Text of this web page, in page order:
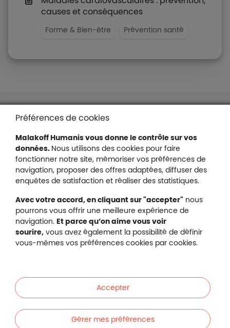
causes et conséquences
Forme & Bien-être Prévention santé
Liens en bas de page
Accessibilité : partiellement conforme
Protection des données
Nous contacter
Plan du site
Gestion des cookies
Malakoff Humanis sur Facebook
Malakoff Humanis sur YouTube
Malakoff Humanis sur X
Malakoff Humanis
Malakoff Humanis à vos côtés.
Particuliers
Préférences de cookies
Malakoff Humanis vous donne le contrôle sur vos
données. Nous utilisons des cookies pour faire
fonctionner notre site, mémoriser vos préférences de
navigation, proposer des offres adaptées, diffuser des
enquêtes de satisfaction et réaliser des statistiques.
Avec votre accord, en cliquant sur "accepter" nous
pourrons vous offrir une meilleure expérience de
navigation. Et parce qu’on aime vous voir
sourire, vous avez également la possibilité de définir
vous-mêmes vos préférences cookies par cookies.
Gérer mes préférences
Accepter